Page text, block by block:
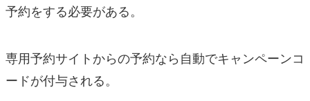
予約をする必要がある。
専用予約サイトからの予約なら自動でキャンペーンコ
ードが付与される。